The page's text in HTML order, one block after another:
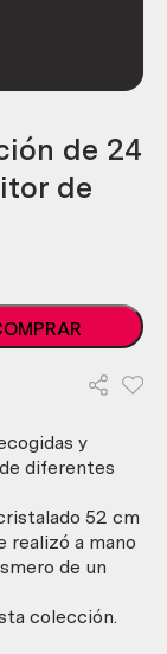
de 24
de
y
diferentes
52 cm
realizó a mano
de un
colección.